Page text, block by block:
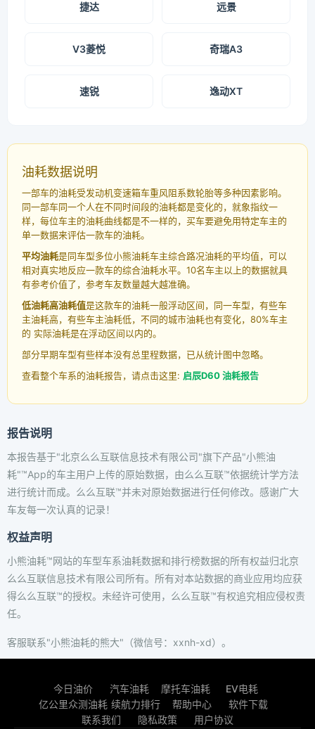
捷达 远景
V3菱悦 奇瑞A3
速锐 逸动XT
油耗数据说明
一部车的油耗受发动机变速箱车重风阻系数轮胎等多种因素影响。
同一部车同一个人在不同时间段的油耗都是变化的，就象指纹一
样，每位车主的油耗曲线都是不一样的，买车要避免用特定车主的
单一数据来评估一款车的油耗。
平均油耗是同车型多位小熊油耗车主综合路况油耗的平均值，可以
相对真实地反应一款车的综合油耗水平。10名车主以上的数据就具
有参考价值了，参考车友数量越大越准确。
低油耗高油耗值是这款车的油耗一般浮动区间，同一车型，有些车
主油耗高，有些车主油耗低，不同的城市油耗也有变化，80%车主
的 实际油耗是在浮动区间以内的。
部分早期车型有些样本没有总里程数据，已从统计图中忽略。
查看整个车系的油耗报告，请点击这里: 启辰D60 油耗报告
报告说明
本报告基于"北京么么互联信息技术有限公司"旗下产品"小熊油
耗"™App的车主用户上传的原始数据，由么么互联™依据统计学方法
进行统计而成。么么互联™并未对原始数据进行任何修改。感谢广大
车友每一次认真的记录！
权益声明
小熊油耗™网站的车型车系油耗数据和排行榜数据的所有权益归北京
么么互联信息技术有限公司所有。所有对本站数据的商业应用均应获
得么么互联™的授权。未经许可使用，么么互联™有权追究相应侵权责
任。
客服联系"小熊油耗的熊大"（微信号：xxnh-xd）。
今日油价 汽车油耗 摩托车油耗
EV电耗
亿公里众测油耗 续航力排行 帮助中心
软件下载
联系我们
隐私政策 用户协议